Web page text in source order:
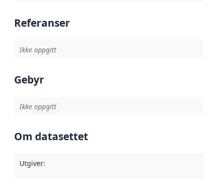
Referanser
Ikke oppgitt
Gebyr
Ikke oppgitt
Om datasettet
Utgiver: